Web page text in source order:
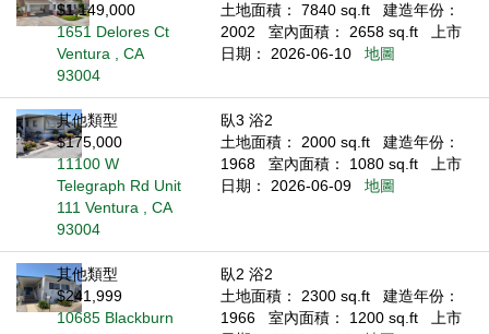
$1,149,000
1651 Delores Ct
Ventura , CA
93004
土地面積： 7840 sq.ft
建造年份：
2002
室內面積： 2658 sq.ft
上市
日期： 2026-06-10
地圖
其他類型
$175,000
11100 W
Telegraph Rd Unit
111 Ventura , CA
93004
臥3 浴2
土地面積： 2000 sq.ft
建造年份：
1968
室內面積： 1080 sq.ft
上市
日期： 2026-06-09
地圖
其他類型
$241,999
10685 Blackburn
臥2 浴2
土地面積： 2300 sq.ft
建造年份：
1966
室內面積： 1200 sq.ft
上市